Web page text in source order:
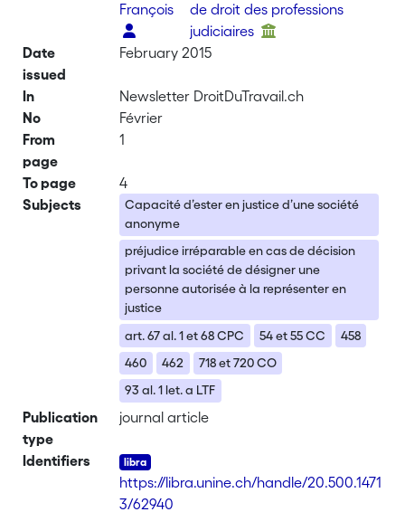
François
de droit des professions
judiciaires
Date
issued
February 2015
In
Newsletter DroitDuTravail.ch
No
Février
From
page
1
To page
4
Subjects
Capacité d’ester en justice d’une société
anonyme
préjudice irréparable en cas de décision
privant la société de désigner une
personne autorisée à la représenter en
justice
art. 67 al. 1 et 68 CPC
54 et 55 CC
458
460
462
718 et 720 CO
93 al. 1 let. a LTF
Publication
type
journal article
Identifiers
https://libra.unine.ch/handle/20.500.1471
3/62940